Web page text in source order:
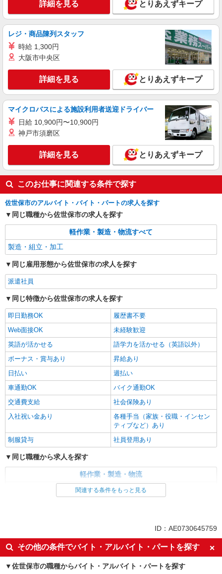
詳細を見る とりあえずキープ
レジ・商品陳列スタッフ
時給 1,300円
大阪市中央区
詳細を見る とりあえずキープ
マイクロバスによる施設利用者送迎ドライバー
日給 10,900円〜10,900円
神戸市須磨区
詳細を見る とりあえずキープ
このお仕事に関連する条件で探す
佐世保市のアルバイト・バイト・パートの求人を探す
同じ職種から佐世保市の求人を探す
軽作業・製造・物流すべて
製造・組立・加工
同じ雇用形態から佐世保市の求人を探す
派遣社員
同じ特徴から佐世保市の求人を探す
即日勤務OK
履歴書不要
Web面接OK
未経験歓迎
英語が活かせる
語学力を活かせる（英語以外）
ボーナス・賞与あり
昇給あり
日払い
週払い
車通勤OK
バイク通勤OK
交通費支給
社会保険あり
入社祝い金あり
各種手当（家族・役職・インセン
ティブなど）あり
制服貸与
社員登用あり
同じ職種から求人を探す
軽作業・製造・物流
ボーナス・賞与あり
日払い
車通勤OK
交通費支給
社会保険あり
社員登用あり
関連する条件をもっと見る
ID：AE0730645759
その他の条件でバイト・アルバイト・パートを探す
佐世保市の職種からバイト・アルバイト・パートを探す